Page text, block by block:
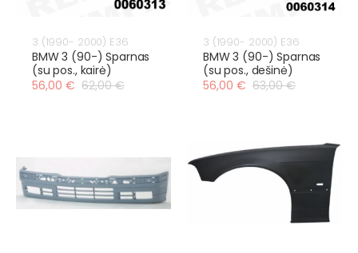
3 (1990- 2000) E36
BMW 3 (90-) Sparnas
(su pos., kairė)
56,00 € 62,00 €
3 (1990- 2000) E36
BMW 3 (90-) Sparnas
(su pos., dešinė)
56,00 € 63,00 €